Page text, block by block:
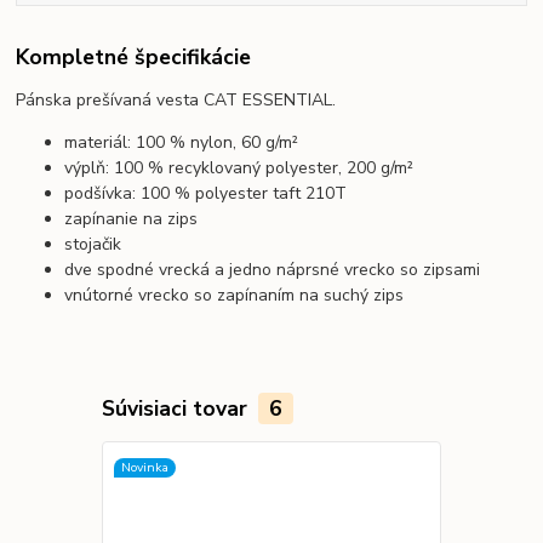
Kompletné špecifikácie
Pánska prešívaná vesta CAT ESSENTIAL.
materiál: 100 % nylon, 60 g/m²
výplň: 100 % recyklovaný polyester, 200 g/m²
podšívka: 100 % polyester taft 210T
zapínanie na zips
stojačik
dve spodné vrecká a jedno náprsné vrecko so zipsami
vnútorné vrecko so zapínaním na suchý zips
Súvisiaci tovar 6
Novinka